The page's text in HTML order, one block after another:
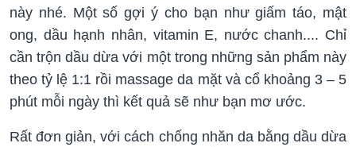
này nhé. Một số gợi ý cho bạn như giấm táo, mật
ong, dầu hạnh nhân, vitamin E, nước chanh.... Chỉ
cần trộn dầu dừa với một trong những sản phẩm này
theo tỷ lệ 1:1 rồi massage da mặt và cổ khoảng 3 – 5
phút mỗi ngày thì kết quả sẽ như bạn mơ ước.
Rất đơn giản, với cách chống nhăn da bằng dầu dừa